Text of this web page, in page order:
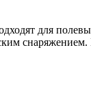
для